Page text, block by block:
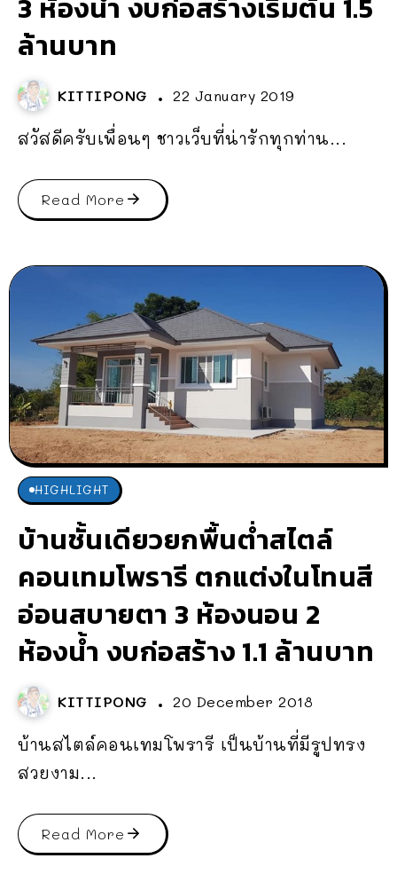
ล้านบาท
KITTIPONG 22 January 2019
สวัสดีครับเพื่อนๆ ชาวเว็บที่น่ารักทุกท่าน...
Read More
HIGHLIGHT
บ้านชั้นเดียวยกพื้นต่ำสไตล์
คอนเทมโพรารี ตกแต่งในโทนสี
อ่อนสบายตา 3 ห้องนอน 2
ห้องน้ำ งบก่อสร้าง 1.1 ล้านบาท
KITTIPONG 20 December 2018
บ้านสไตล์คอนเทมโพรารี เป็นบ้านที่มีรูปทรง
สวยงาม...
Read More